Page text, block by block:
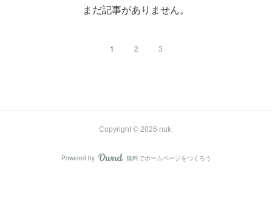
まだ記事がありません。
1 2 3
Copyright © 2026 nuk.
Powered by AmebaOwnd
無料でホームページをつくろう